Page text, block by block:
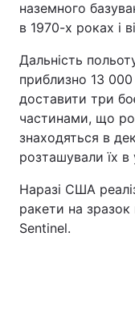
наземного
в 1970-х роках і
Дальність
приблизно 13
доставити три
частинами, що
знаходяться в
розташували їх в
Наразі США
ракети на
Sentinel.